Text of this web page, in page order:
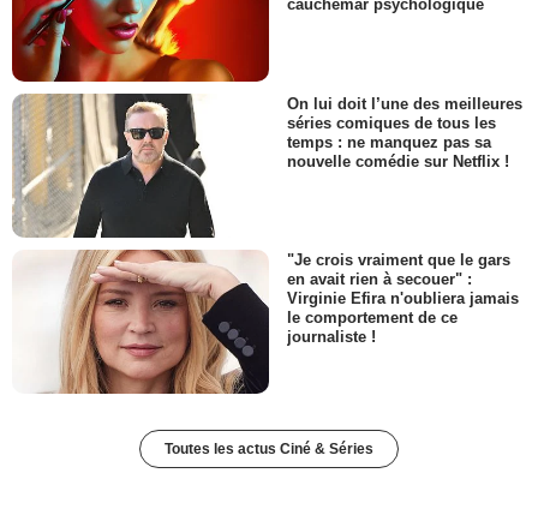
cauchemar psychologique
On lui doit l’une des meilleures
séries comiques de tous les
temps : ne manquez pas sa
nouvelle comédie sur Netflix !
"Je crois vraiment que le gars
en avait rien à secouer" :
Virginie Efira n'oubliera jamais
le comportement de ce
journaliste !
Toutes les actus Ciné & Séries